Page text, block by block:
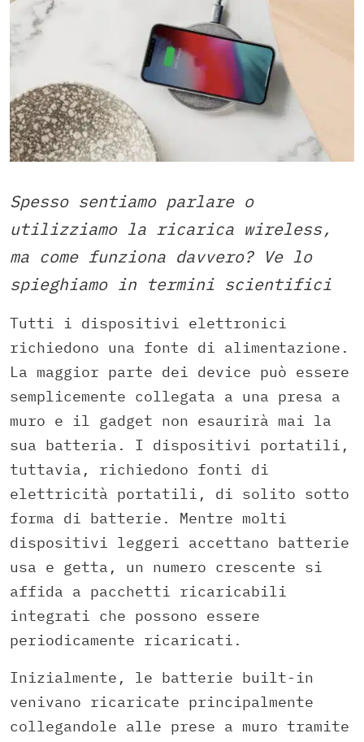
Spesso sentiamo parlare o
utilizziamo la ricarica wireless,
ma come funziona davvero? Ve lo
spieghiamo in termini scientifici
Tutti i dispositivi elettronici
richiedono una fonte di alimentazione.
La maggior parte dei device può essere
semplicemente collegata a una presa a
muro e il gadget non esaurirà mai la
sua batteria. I dispositivi portatili,
tuttavia, richiedono fonti di
elettricità portatili, di solito sotto
forma di batterie. Mentre molti
dispositivi leggeri accettano batterie
usa e getta, un numero crescente si
affida a pacchetti ricaricabili
integrati che possono essere
periodicamente ricaricati.
Inizialmente, le batterie built-in
venivano ricaricate principalmente
collegandole alle prese a muro tramite